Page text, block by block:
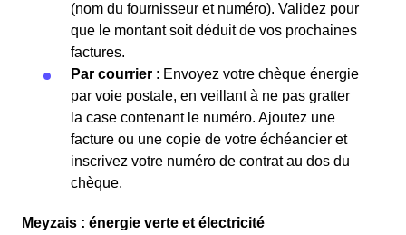
(nom du fournisseur et numéro). Validez pour
que le montant soit déduit de vos prochaines
factures.
Par courrier : Envoyez votre chèque énergie
par voie postale, en veillant à ne pas gratter
la case contenant le numéro. Ajoutez une
facture ou une copie de votre échéancier et
inscrivez votre numéro de contrat au dos du
chèque.
Meyzais : énergie verte et électricité